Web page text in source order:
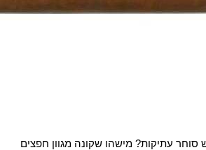
עתיקות? מישהו שקונה מגוון חפצים